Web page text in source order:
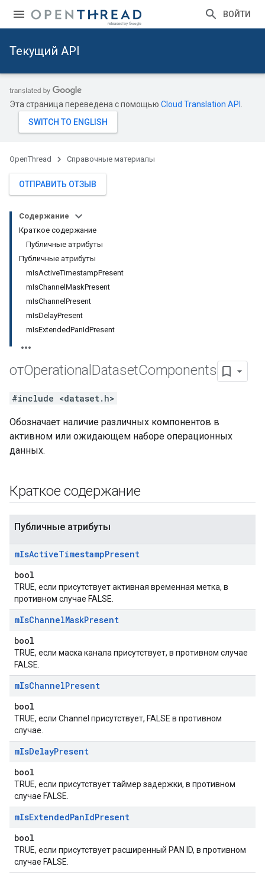
ВОЙТИ
Текущий API
Эта страница переведена с помощью Cloud Translation API
OpenThread Справочные материалы
ОТПРАВИТЬ ОТЗЫВ
Содержание
Краткое содержание
Публичные атрибуты
Публичные атрибуты
mIsActiveTimestampPresent
mIsChannelMaskPresent
mIsChannelPresent
mIsDelayPresent
mIsExtendedPanIdPresent
отOperational DatasetComponents
#include <dataset.h>
Обозначает наличие различных компонентов в
активном или ожидающем наборе операционных
данных.
Краткое содержание
Публичные атрибуты
mIsActiveTimestampPresent
bool
TRUE, если присутствует активная временная метка, в
противном случае FALSE.
mIsChannelMaskPresent
bool
TRUE, если маска канала присутствует, в противном случае
FALSE.
mIsChannelPresent
bool
TRUE, если Channel присутствует, FALSE в противном
случае.
mIsDelayPresent
bool
TRUE, если присутствует таймер задержки, в противном
случае FALSE.
mIsExtendedPanIdPresent
bool
TRUE, если присутствует расширенный PAN ID, в противном
случае FALSE.